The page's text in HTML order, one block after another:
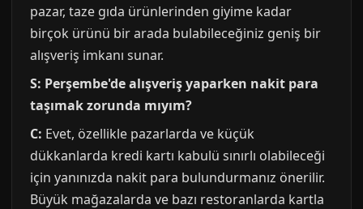
pazar, taze gıda ürünlerinden giyime kadar
birçok ürünü bir arada bulabileceğiniz geniş bir
alışveriş imkanı sunar.
S: Perşembe'de alışveriş yaparken nakit para
taşımak zorunda mıyım?
C: Evet, özellikle pazarlarda ve küçük
dükkanlarda kredi kartı kabulü sınırlı olabileceği
için yanınızda nakit para bulundurmanız önerilir.
Büyük mağazalarda ve bazı restoranlarda kartla